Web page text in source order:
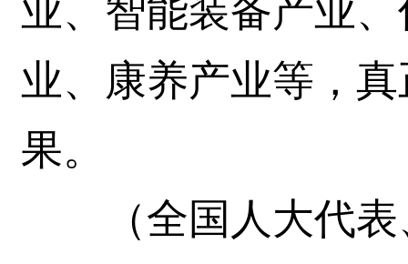
业、智能装备产业
业、康养产业等，
果。
（全国人大代表